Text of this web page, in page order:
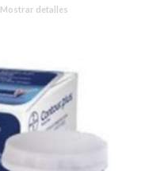
Mostrar detalles